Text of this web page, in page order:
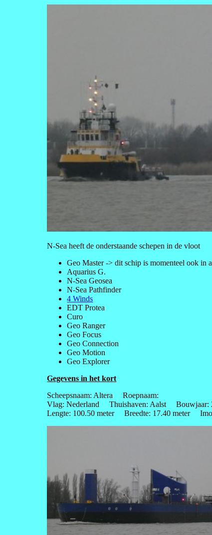
N-Sea heeft de onderstaande schepen in de vloot
Geo Master -> dit schip is momenteel ook in
Aquarius G.
N-Sea Geosea
N-Sea Pathfinder
4 Winds
EDT Protea
Curo
Geo Ranger
Geo Focus
Geo Connection
Geo Motion
Geo Explorer
Gegevens in het kort
Scheepsnaam: Altera Roepnaam:
Vlag: Nederland Thuishaven: Aalst Bouwjaar:
Lengte: 100.50 meter Breedte: 17.40 meter